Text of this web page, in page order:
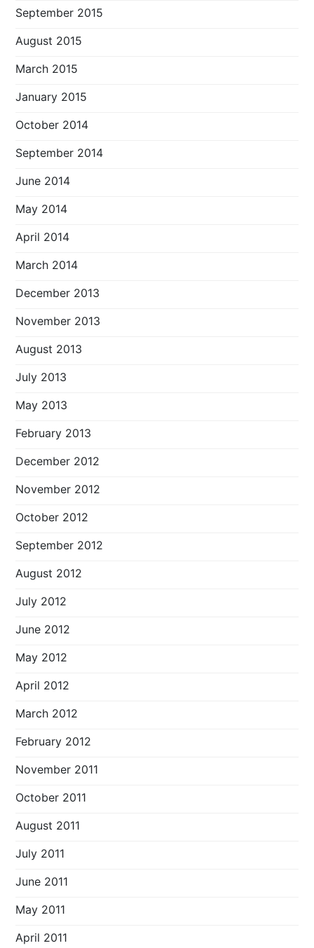
September 2015
August 2015
March 2015
January 2015
October 2014
September 2014
June 2014
May 2014
April 2014
March 2014
December 2013
November 2013
August 2013
July 2013
May 2013
February 2013
December 2012
November 2012
October 2012
September 2012
August 2012
July 2012
June 2012
May 2012
April 2012
March 2012
February 2012
November 2011
October 2011
August 2011
July 2011
June 2011
May 2011
April 2011